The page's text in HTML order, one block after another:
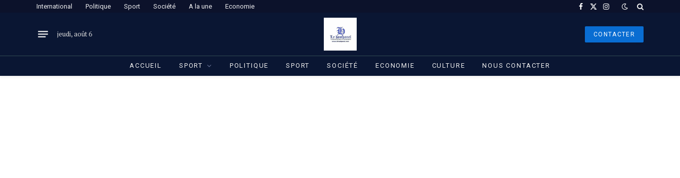
International Politique Sport Société A la une Economie Facebook
X
Instagram
jeudi, août 6 CONTACTER
ACCUEIL SPORT POLITIQUE SPORT SOCIÉTÉ ECONOMIE CULTURE NOUS CONTACTER